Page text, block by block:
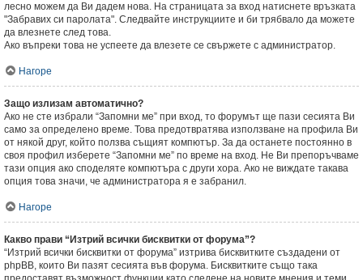
лесно можем да Ви дадем нова. На страницата за вход натиснете връзката
"Забравих си паролата". Следвайте инструкциите и би трябвало да можете
да влезнете след това.
Ако въпреки това не успеете да влезете се свържете с администратор.
Нагоре
Защо излизам автоматично?
Ако не сте избрали “Запомни ме” при вход, то форумът ще пази сесията Ви
само за определено време. Това предотвратява използване на профила Ви
от някой друг, който ползва същият компютър. За да останете постоянно в
своя профил изберете “Запомни ме” по време на вход. Не Ви препоръчваме
тази опция ако споделяте компютъра с други хора. Ако не виждате такава
опция това значи, че администратора я е забранил.
Нагоре
Какво прави “Изтрий всички бисквитки от форума”?
“Изтрий всички бисквитки от форума” изтрива бисквитките създадени от
phpBB, които Ви пазят сесията във форума. Бисквитките също така